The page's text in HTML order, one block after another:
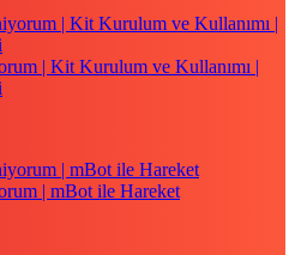
| Kit Kurulum ve Kullanımı |
| mBot ile Hareket